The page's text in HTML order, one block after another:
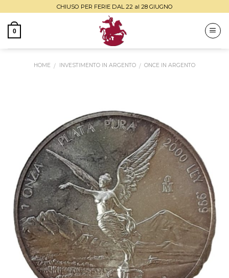
content
CHIUSO PER FERIE DAL 22 al 28 GIUGNO
0
HOME / INVESTIMENTO IN ARGENTO / ONCE IN ARGENTO
alla lista
dei
desideri